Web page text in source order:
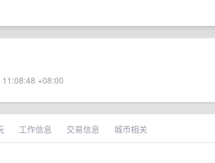
+08:00
工作信息 交易信息 城市相关